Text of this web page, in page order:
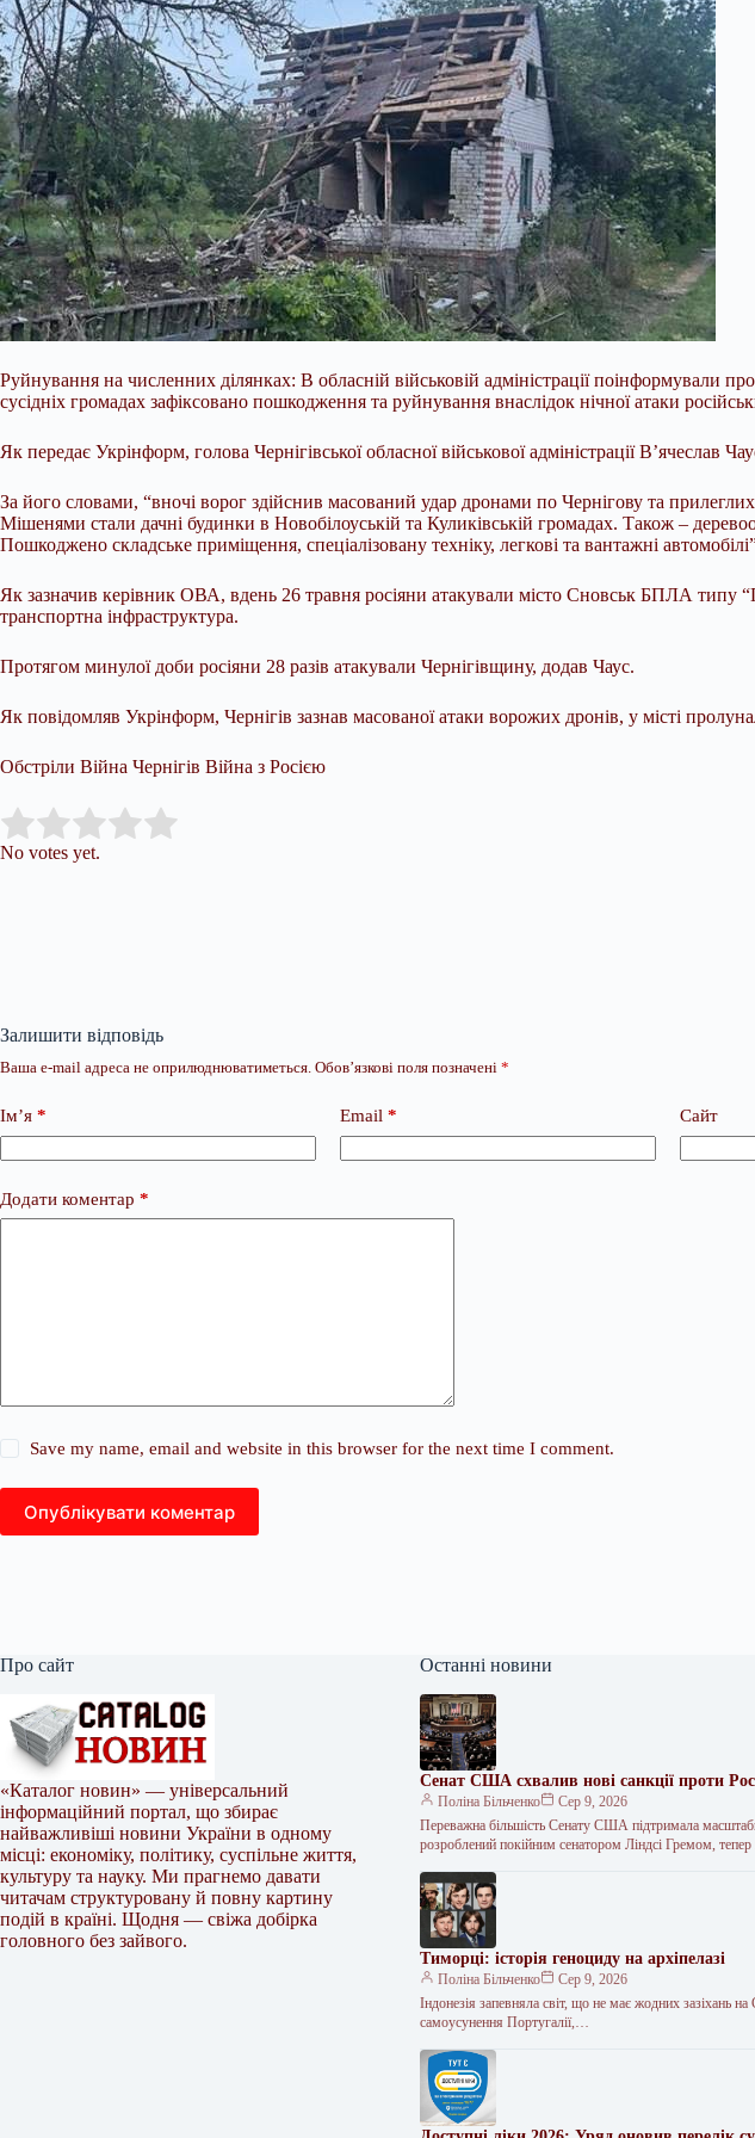
Руйнування на численних ділянках: В обласній військовій адміністрації поінформували
сусідніх громадах зафіксовано пошкодження та руйнування внаслідок нічної атаки
Як передає Укрінформ, голова Чернігівської обласної військової адміністрації В’ячеслав
За його словами, “вночі ворог здійснив масований удар дронами по Чернігову та
Мішенями стали дачні будинки в Новобілоуській та Куликівській громадах. Також –
Пошкоджено складське приміщення, спеціалізовану техніку, легкові та вантажні
Як зазначив керівник ОВА, вдень 26 травня росіяни атакували місто Сновськ БПЛА типу
транспортна інфраструктура.
Протягом минулої доби росіяни 28 разів атакували Чернігівщину, додав Чаус.
Як повідомляв Укрінформ, Чернігів зазнав масованої атаки ворожих дронів, у місті
Обстріли Війна Чернігів Війна з Росією
Rate this item:
No votes yet.
Залишити відповідь
Ваша e-mail адреса не оприлюднюватиметься. Обов’язкові поля позначені *
Ім’я * Email * Сайт
Додати коментар *
Save my name, email and website in this browser for the next time I comment.
Опублікувати коментар
Про сайт
«Каталог новин» — універсальний
інформаційний портал, що збирає
найважливіші новини України в одному
місці: економіку, політику, суспільне життя,
культуру та науку. Ми прагнемо давати
читачам структуровану й повну картину
подій в країні. Щодня — свіжа добірка
головного без зайвого.
Останні новини
Сенат США схвалив нові санкції проти
Поліна Більченко
Сер 9, 2026
Переважна більшість Сенату США підтримала
розроблений покійним сенатором Ліндсі Гремом,
Тиморці: історія геноциду на архіпелазі
Поліна Більченко
Сер 9, 2026
Індонезія запевняла світ, що не має жодних зазіхань
самоусунення Португалії,…